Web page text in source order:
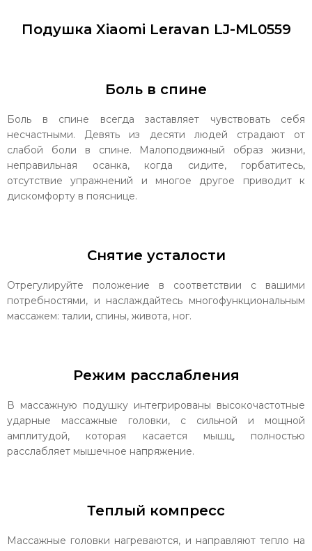
Подушка Xiaomi Leravan LJ-ML0559
Боль в спине
Боль в спине всегда заставляет чувствовать себя
несчастными. Девять из десяти людей страдают от
слабой боли в спине. Малоподвижный образ жизни,
неправильная осанка, когда сидите, горбатитесь,
отсутствие упражнений и многое другое приводит к
дискомфорту в пояснице.
Снятие усталости
Отрегулируйте положение в соответствии с вашими
потребностями, и наслаждайтесь многофункциональным
массажем: талии, спины, живота, ног.
Режим расслабления
В массажную подушку интегрированы высокочастотные
ударные массажные головки, с сильной и мощной
амплитудой, которая касается мышц, полностью
расслабляет мышечное напряжение.
Теплый компресс
Массажные головки нагреваются, и направляют тепло на